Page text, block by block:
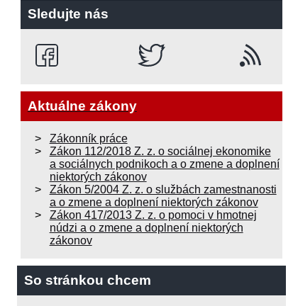
Sledujte nás
Aktuálne zákony
Zákonník práce
Zákon 112/2018 Z. z. o sociálnej ekonomike
a sociálnych podnikoch a o zmene a doplnení
niektorých zákonov
Zákon 5/2004 Z. z. o službách zamestnanosti
a o zmene a doplnení niektorých zákonov
Zákon 417/2013 Z. z. o pomoci v hmotnej
núdzi a o zmene a doplnení niektorých
zákonov
So stránkou chcem